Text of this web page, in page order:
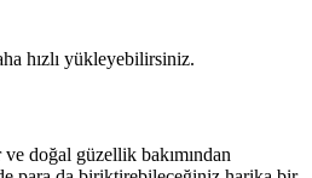
hızlı yükleyebilirsiniz.
doğal güzellik bakımından